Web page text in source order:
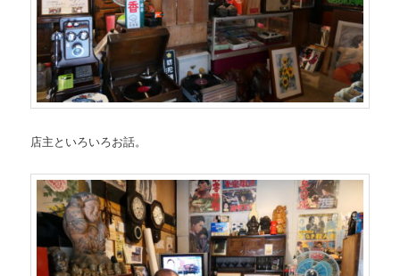
店主といろいろお話。